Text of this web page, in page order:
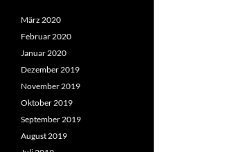
März 2020
Februar 2020
Januar 2020
Dezember 2019
November 2019
Oktober 2019
September 2019
August 2019